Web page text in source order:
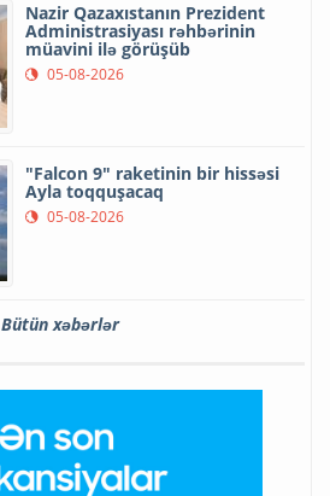
Nazir Qazaxıstanın Prezident
Administrasiyası rəhbərinin
müavini ilə görüşüb
05-08-2026
"Falcon 9" raketinin bir hissəsi
Ayla toqquşacaq
05-08-2026
Bütün xəbərlər